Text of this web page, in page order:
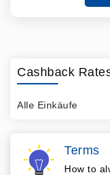
Cashback
Alle Einkäufe
Terms
How to